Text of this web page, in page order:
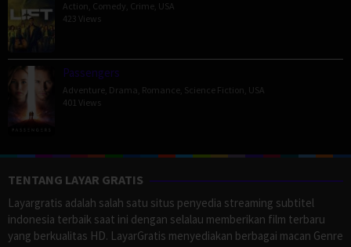
Action Comedy Crime USA
423 Views
Passengers
Adventure Drama Romance Science Fiction USA
401 Views
TENTANG LAYAR GRATIS
Layargratis adalah salah satu situs penyedia streaming subtitel
indonesia terbaik saat ini dengan selalau memberikan film terbaru
yang berkualitas HD. LayarGratis menyediakan berbagai macan Genre